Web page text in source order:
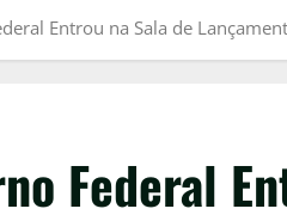
Entrou na Sala de
Federal